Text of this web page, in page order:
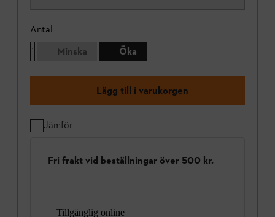
Antal
Minska
Öka
Lägg till i varukorgen
Jämför
Fri frakt vid beställningar över 500 kr.
Tillgänglig online